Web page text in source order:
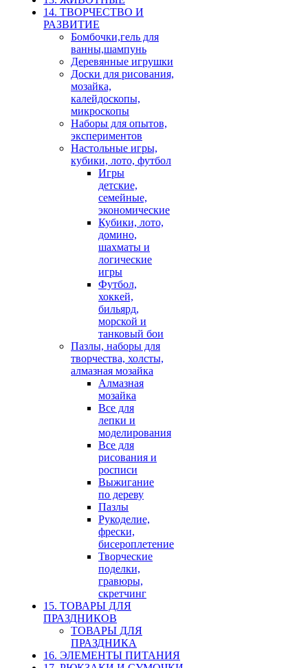
14. ТВОРЧЕСТВО И
РАЗВИТИЕ
Бомбочки,гель для
ванны,шампунь
Деревянные игрушки
Доски для рисования,
мозайка,
калейдоскопы,
микроскопы
Наборы для опытов,
экспериментов
Настольные игры,
кубики, лото, футбол
Игры
детские,
семейные,
экономические
Кубики, лото,
домино,
шахматы и
логические
игры
Футбол,
хоккей,
бильярд,
морской и
танковый бои
Пазлы, наборы для
творчества, холсты,
алмазная мозайка
Алмазная
мозайка
Все для
лепки и
моделирования
Все для
рисования и
росписи
Выжигание
по дереву
Пазлы
Рукоделие,
фрески,
бисероплетение
Творческие
поделки,
гравюры,
скретчинг
15. ТОВАРЫ ДЛЯ
ПРАЗДНИКОВ
ТОВАРЫ ДЛЯ
ПРАЗДНИКА
16. ЭЛЕМЕНТЫ ПИТАНИЯ